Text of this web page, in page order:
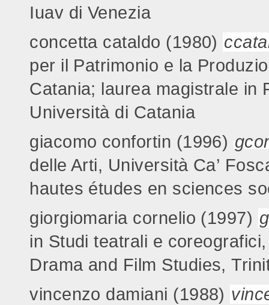
Iuav di Venezia
concetta cataldo (1980)
per il Patrimonio e la
Catania; laurea magistrale in
Università di Catania
giacomo confortin (1996)
delle Arti, Università Ca’
hautes études en sciences
giorgiomaria cornelio (1997)
in Studi teatrali e
Drama and Film Studies,
vincenzo damiani (1988)